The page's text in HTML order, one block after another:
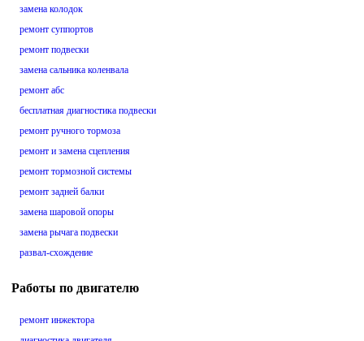
замена колодок
ремонт суппортов
ремонт подвески
замена сальника коленвала
ремонт абс
бесплатная диагностика подвески
ремонт ручного тормоза
ремонт и замена сцепления
ремонт тормозной системы
ремонт задней балки
замена шаровой опоры
замена рычага подвески
развал-схождение
Работы по двигателю
ремонт инжектора